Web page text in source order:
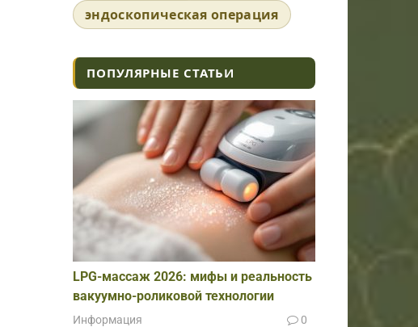
эндоскопическая операция
ПОПУЛЯРНЫЕ СТАТЬИ
LPG-массаж 2026: мифы и реальность
вакуумно-роликовой технологии
Информация 0